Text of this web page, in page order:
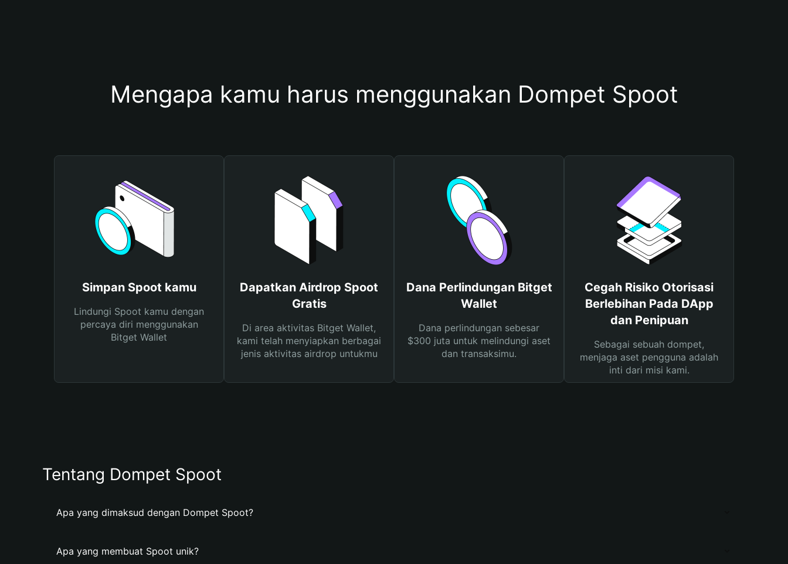
Mengapa kamu harus menggunakan Dompet Spoot
Simpan Spoot kamu
Lindungi Spoot kamu dengan
percaya diri menggunakan
Bitget Wallet
Dapatkan Airdrop Spoot
Gratis
Di area aktivitas Bitget Wallet,
kami telah menyiapkan berbagai
jenis aktivitas airdrop untukmu
Dana Perlindungan Bitget
Wallet
Dana perlindungan sebesar
$300 juta untuk melindungi aset
dan transaksimu.
Cegah Risiko Otorisasi
Berlebihan Pada DApp
dan Penipuan
Sebagai sebuah dompet,
menjaga aset pengguna adalah
inti dari misi kami.
Tentang Dompet Spoot
Apa yang dimaksud dengan Dompet Spoot?
Apa yang membuat Spoot unik?